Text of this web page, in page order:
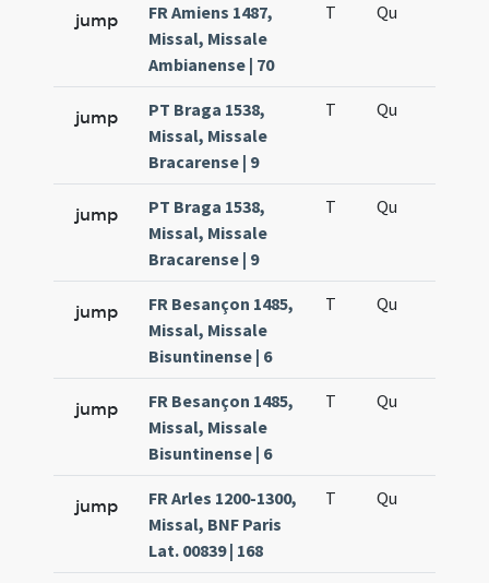
jump
FR Amiens 1487,
Missal, Missale
Ambianense | 70
T Qu
jump
PT Braga 1538,
Missal, Missale
Bracarense | 9
T Qu
jump
PT Braga 1538,
Missal, Missale
Bracarense | 9
T Qu
jump
FR Besançon 1485,
Missal, Missale
Bisuntinense | 6
T Qu
jump
FR Besançon 1485,
Missal, Missale
Bisuntinense | 6
T Qu
jump
FR Arles 1200-1300,
Missal, BNF Paris
Lat. 00839 | 168
T Qu